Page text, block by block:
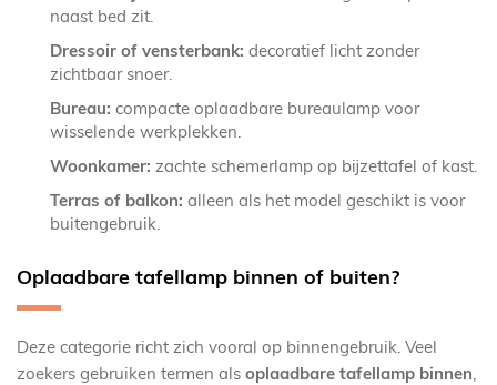
naast bed zit.
Dressoir of vensterbank: decoratief licht zonder
zichtbaar snoer.
Bureau: compacte oplaadbare bureaulamp voor
wisselende werkplekken.
Woonkamer: zachte schemerlamp op bijzettafel of kast.
Terras of balkon: alleen als het model geschikt is voor
buitengebruik.
Oplaadbare tafellamp binnen of buiten?
Deze categorie richt zich vooral op binnengebruik. Veel
zoekers gebruiken termen als oplaadbare tafellamp binnen,